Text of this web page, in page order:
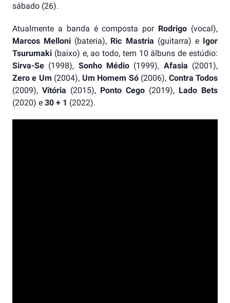
sábado (26).
Atualmente a banda é composta porRodrigo (vocal),
Marcos Melloni (bateria), Ric Mastria (guitarra) eIgor
Tsurumaki (baixo) e, ao todo, tem 10 álbuns de estúdio:
Sirva-Se (1998), Sonho Médio (1999), Afasia (2001),
Zero e Um (2004), Um Homem Só (2006), Contra Todos
(2009), Vitória (2015), Ponto Cego (2019), Lado Bets
(2020) e 30 + 1 (2022).